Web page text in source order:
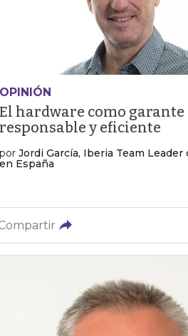
OPINIÓN
El hardware como garante
responsable y eficiente
por Jordi García, Iberia Team
en España